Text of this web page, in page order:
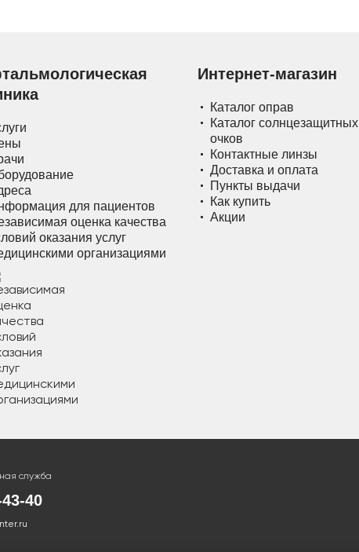
для пациентов
оценка качества
оказания услуг
организациями
Интернет-магазин
Каталог оправ
Каталог солнцезащитных
очков
Контактные линзы
Доставка и оплата
Пункты выдачи
Как купить
Акции
служба
40